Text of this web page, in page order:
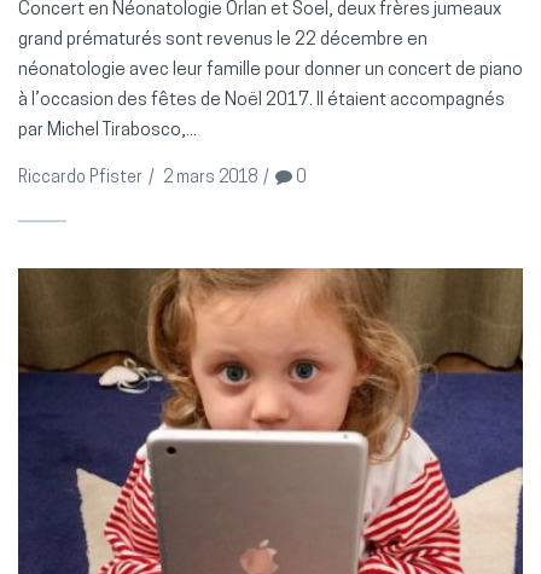
Concert en Néonatologie Orlan et Soel, deux frères jumeaux
grand prématurés sont revenus le 22 décembre en
néonatologie avec leur famille pour donner un concert de piano
à l’occasion des fêtes de Noël 2017. Il étaient accompagnés
par Michel Tirabosco,...
Riccardo Pfister / 2 mars 2018 / 0